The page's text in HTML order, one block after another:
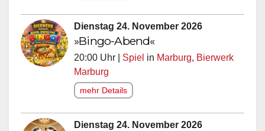
Dienstag 24. November 2026
»Bingo-Abend«
20:00 Uhr | Spiel in Marburg, Bierwerk
Marburg
mehr Details
Dienstag 24. November 2026